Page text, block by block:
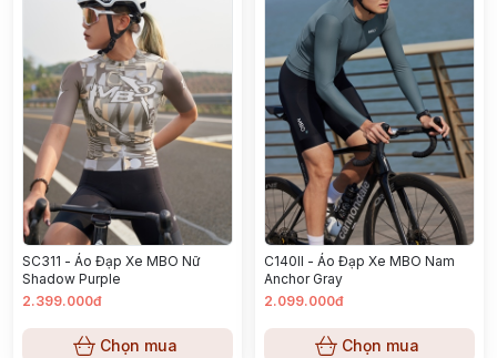
SC311 - Áo Đạp Xe MBO Nữ
Shadow Purple
2.399.000đ
Chọn mua
C140II - Áo Đạp Xe MBO Nam
Anchor Gray
2.099.000đ
Chọn mua